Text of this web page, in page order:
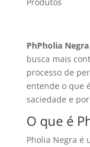
PhPholia
busca mais
processo de
entende o que
saciedade e
O que é
Pholia Negra é